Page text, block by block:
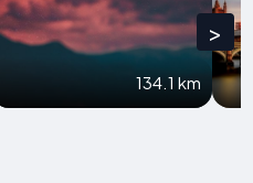
134.1 km
>